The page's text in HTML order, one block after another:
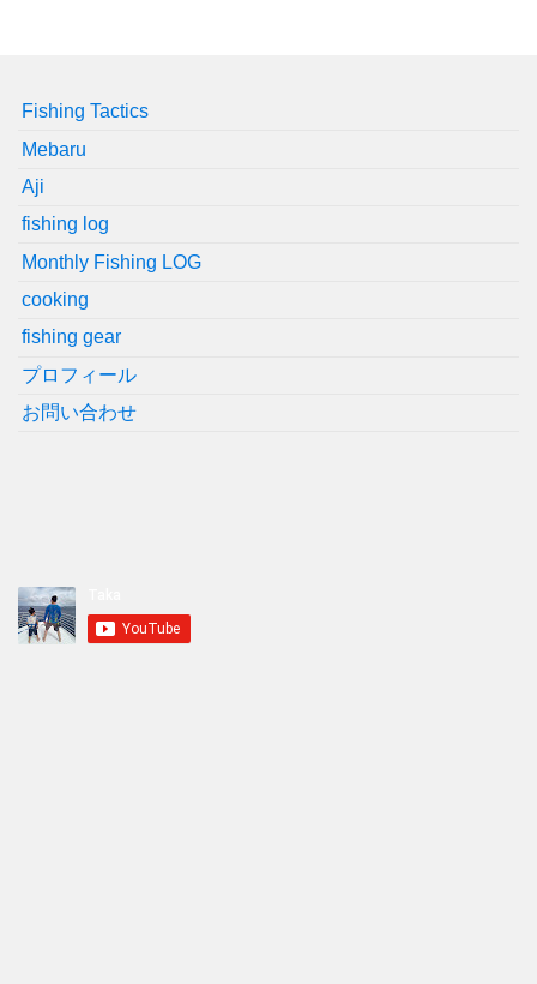
Fishing Tactics
Mebaru
Aji
fishing log
Monthly Fishing LOG
cooking
fishing gear
プロフィール
お問い合わせ